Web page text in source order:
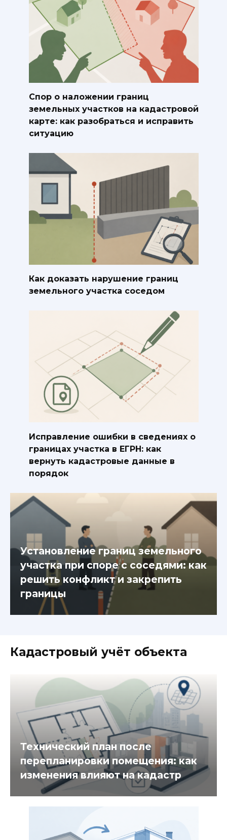
Спор о наложении границ
земельных участков на кадастровой
карте: как разобраться и исправить
ситуацию
Как доказать нарушение границ
земельного участка соседом
Исправление ошибки в сведениях о
границах участка в ЕГРН: как
вернуть кадастровые данные в
порядок
Установление границ земельного
участка при споре с соседями: как
решить конфликт и закрепить
границы
Кадастровый учёт объекта
Технический план после
перепланировки помещения: как
изменения влияют на кадастр